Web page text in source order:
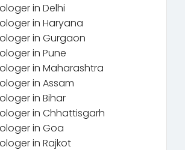
in Delhi
in Haryana
in Gurgaon
in Pune
in Maharashtra
in Assam
in Bihar
in Chhattisgarh
in Goa
in Rajkot